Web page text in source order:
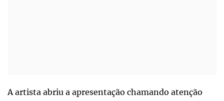
A artista abriu a apresentação chamando atenção